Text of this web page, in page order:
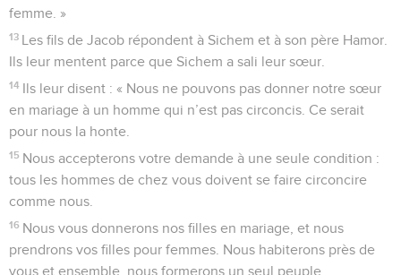
femme. »
13 Les fils de Jacob répondent à Sichem et à son père Hamor.
Ils leur mentent parce que Sichem a sali leur sœur.
14 Ils leur disent : « Nous ne pouvons pas donner notre sœur
en mariage à un homme qui n’est pas circoncis. Ce serait
pour nous la honte.
15 Nous accepterons votre demande à une seule condition :
tous les hommes de chez vous doivent se faire circoncire
comme nous.
16 Nous vous donnerons nos filles en mariage, et nous
prendrons vos filles pour femmes. Nous habiterons près de
vous et ensemble, nous formerons un seul peuple.